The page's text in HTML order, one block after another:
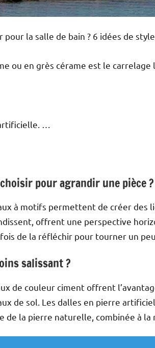
la salle de bain ? 6 idées de
ou en grès cérame est le
…
pour agrandir une pièce ?
à motifs permettent de créer des
offrent une perspective
de la réfléchir pour tourner un
salissant ?
de couleur ciment offrent
de sol. Les dalles en pierre
de la pierre naturelle, combinée à la